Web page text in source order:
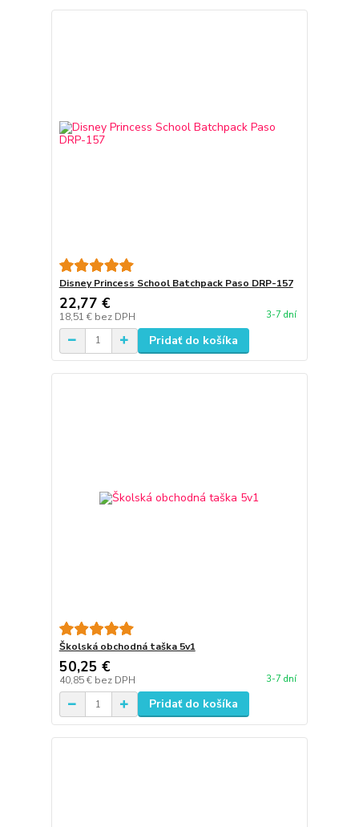
Disney Princess School Batchpack Paso DRP-157
22,77 €
18,51 € bez DPH 3-7 dní
Pridať do košíka
Školská obchodná taška 5v1
50,25 €
40,85 € bez DPH 3-7 dní
Pridať do košíka